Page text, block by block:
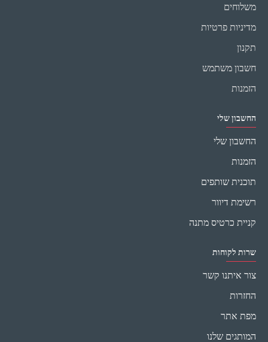
משלוחים
מדיניות פרטיות
תקנון
חשבון משתמש
הזמנות
החשבון שלי
החשבון שלי
הזמנות
תוכנית שותפים
רשימת דיוור
קניית כרטיס מתנה
שרות לקוחות
צור איתנו קשר
החזרות
מפת אתר
המותגים שלנו